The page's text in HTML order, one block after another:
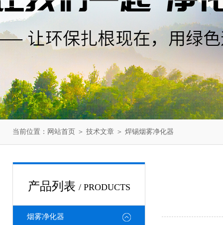
当前位置： 网站首页 ＞ 技术文章 ＞ 焊锡烟雾净化器
产品列表 / PRODUCTS
烟雾净化器